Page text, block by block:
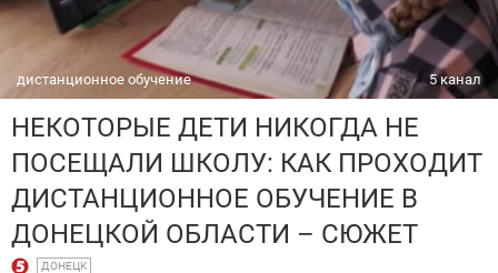
дистанционное обучение 5 канал
НЕКОТОРЫЕ ДЕТИ НИКОГДА НЕ
ПОСЕЩАЛИ ШКОЛУ: КАК ПРОХОДИТ
ДИСТАНЦИОННОЕ ОБУЧЕНИЕ В
ДОНЕЦКОЙ ОБЛАСТИ – СЮЖЕТ
ДОНЕЦК